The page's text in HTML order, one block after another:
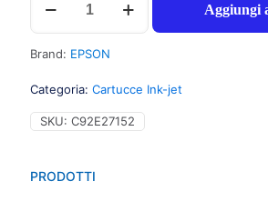
PRODOTTI
Cartuccia
inchiostro
XXL
per
WORKFORCE
WF
1pz
Aggiungi
Brand: EPSON
Categoria: Cartucce Ink-jet
SKU: C92E27152